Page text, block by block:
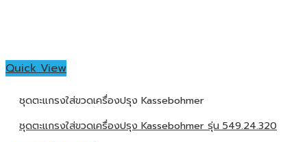
Quick View
ชุดตะแกรงใส่ขวดเครื่องปรุง Kassebohmer
ชุดตะแกรงใส่ขวดเครื่องปรุง Kassebohmer รุ่น 549.24.320